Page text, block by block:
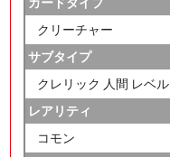
クリーチャー
サブタイプ
クレリック 人間 レベル
レアリティ
コモン